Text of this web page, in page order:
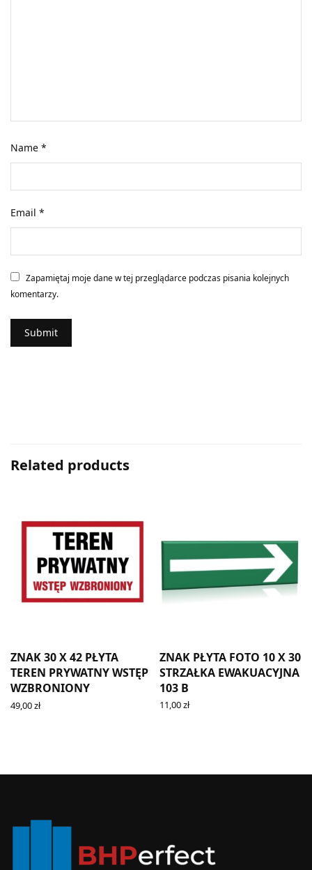
Name*
Email*
Zapamiętaj moje dane w tej przeglądarce podczas pisania kolejnych
komentarzy.
Related products
ZNAK 30 X 42 PŁYTA
TEREN PRYWATNY WSTĘP
WZBRONIONY
49,00zł
ZNAK PŁYTA FOTO 10 X 30
STRZAŁKA EWAKUACYJNA
103 B
11,00zł